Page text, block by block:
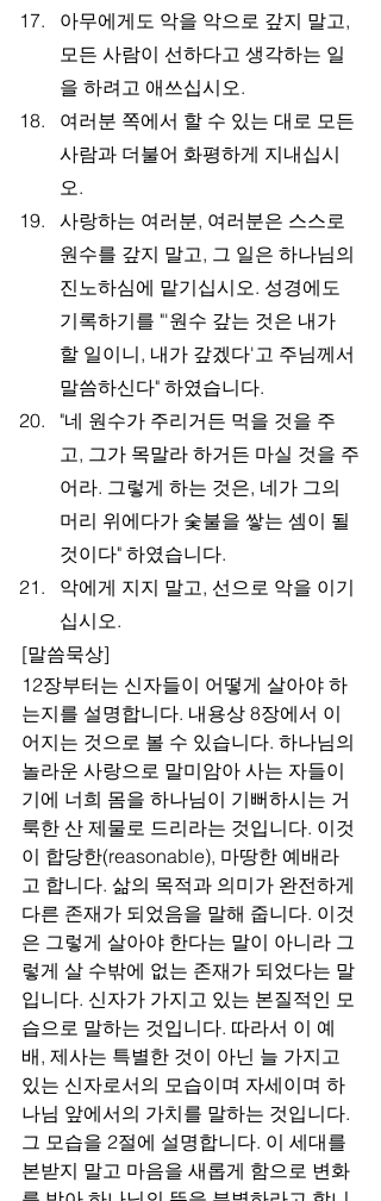
아무에게도 악을 악으로 갚지 말고,
모든 사람이 선하다고 생각하는 일
을 하려고 애쓰십시오.
여러분 쪽에서 할 수 있는 대로 모든
사람과 더불어 화평하게 지내십시
오.
사랑하는 여러분, 여러분은 스스로
원수를 갚지 말고, 그 일은 하나님의
진노하심에 맡기십시오. 성경에도
기록하기를 "'원수 갚는 것은 내가
할 일이니, 내가 갚겠다'고 주님께서
말씀하신다" 하였습니다.
"네 원수가 주리거든 먹을 것을 주
고, 그가 목말라 하거든 마실 것을 주
어라. 그렇게 하는 것은, 네가 그의
머리 위에다가 숯불을 쌓는 셈이 될
것이다" 하였습니다.
악에게 지지 말고, 선으로 악을 이기
십시오.
[말씀묵상]
12장부터는 신자들이 어떻게 살아야 하
는지를 설명합니다. 내용상 8장에서 이
어지는 것으로 볼 수 있습니다. 하나님의
놀라운 사랑으로 말미암아 사는 자들이
기에 너희 몸을 하나님이 기뻐하시는 거
룩한 산 제물로 드리라는 것입니다. 이것
이 합당한(reasonable), 마땅한 예배라
고 합니다. 삶의 목적과 의미가 완전하게
다른 존재가 되었음을 말해 줍니다. 이것
은 그렇게 살아야 한다는 말이 아니라 그
렇게 살 수밖에 없는 존재가 되었다는 말
입니다. 신자가 가지고 있는 본질적인 모
습으로 말하는 것입니다. 따라서 이 예
배, 제사는 특별한 것이 아닌 늘 가지고
있는 신자로서의 모습이며 자세이며 하
나님 앞에서의 가치를 말하는 것입니다.
그 모습을 2절에 설명합니다. 이 세대를
본받지 말고 마음을 새롭게 함으로 변화